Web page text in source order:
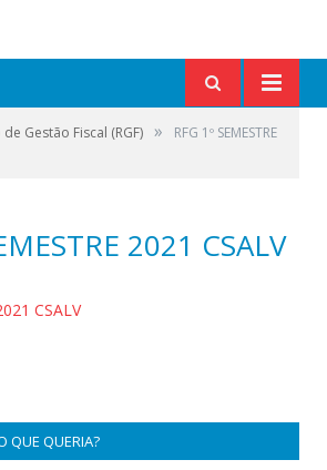
Gestão Fiscal (RGF) »
RFG 1º SEMESTRE
2021 CSALV
CSALV
QUE QUERIA?